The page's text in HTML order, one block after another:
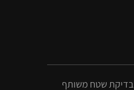
בדיקת שטח משותף